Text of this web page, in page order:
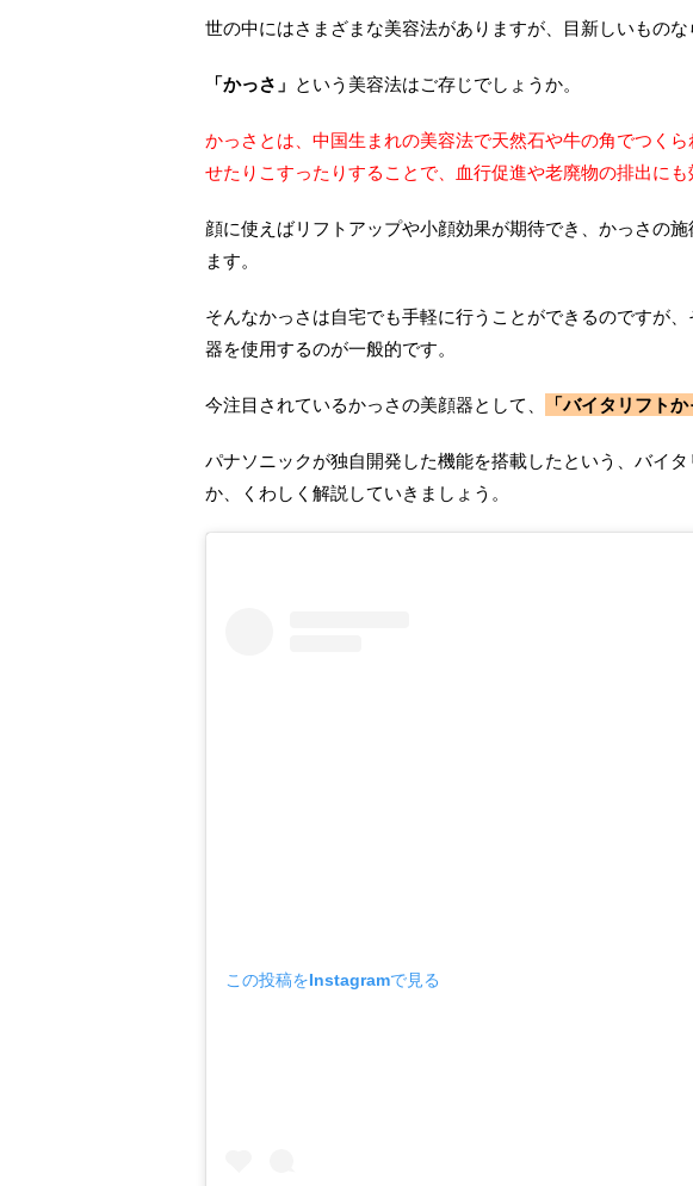
世の中にはさまざまな美容法がありますが、目新しいものな
「かっさ」 という美容法はご存じでしょうか。
かっさとは、中国生まれの美容法で天然石や牛の角でつく
せたりこすったりすることで、血行促進や老廃物の排出にも
顔に使えばリフトアップや小顔効果が期待でき、かっさの
ます。
そんなかっさは自宅でも手軽に行うことができるのですが
器を使用するのが一般的です。
今注目されているかっさの美顔器として、 「バイタリフトか
パナソニックが独自開発した機能を搭載したという、バイ
か、くわしく解説していきましょう。
この投稿をInstagramで見る